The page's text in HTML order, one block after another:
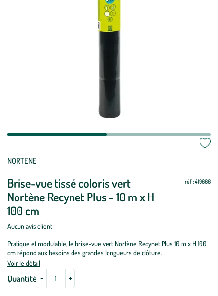
NORTENE
Brise-vue tissé coloris vert
Nortène Recynet Plus - 10 m x H
100 cm
réf : 419666
Aucun avis client
Pratique et modulable, le brise-vue vert Nortène Recynet Plus 10 m x H 100
cm répond aux besoins des grandes longueurs de clôture.
Voir le détail
Quantité
Mettre
jour
-
Mettre
jour
+